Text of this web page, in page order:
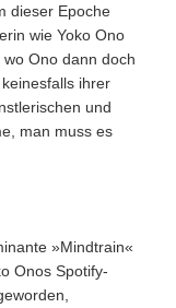
dieser Epoche
wie Yoko Ono
Ono dann doch
ihrer
und
man muss es
»Mindtrain«
Onos Spotify-